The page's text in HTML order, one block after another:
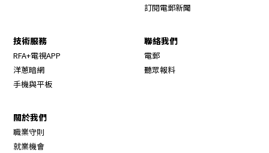
訂閱電郵新聞
技術服務
RFA+電視APP
洋蔥暗網
手機與平板
聯絡我們
電郵
聽眾報料
關於我們
職業守則
就業機會